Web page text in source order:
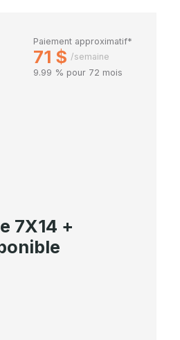
Paiement approximatif*
71 $ /semaine
9.99 % pour 72 mois
7X14 +